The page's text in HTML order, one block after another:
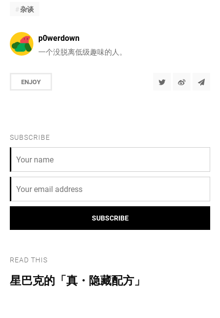
杂谈
p0werdown
一个没脱离低级趣味的人。
ENJOY
SUBSCRIBE
SUBSCRIBE
READ THIS
星巴克的「真・隐藏配方」